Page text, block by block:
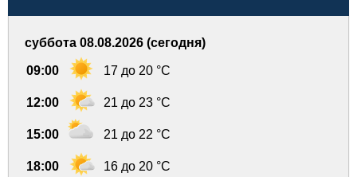
суббота 08.08.2026 (сегодня)
09:00 17 до 20 °C
12:00 21 до 23 °C
15:00 21 до 22 °C
18:00 16 до 20 °C